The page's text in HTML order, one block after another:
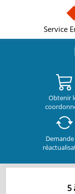
Service
Obtenir
5